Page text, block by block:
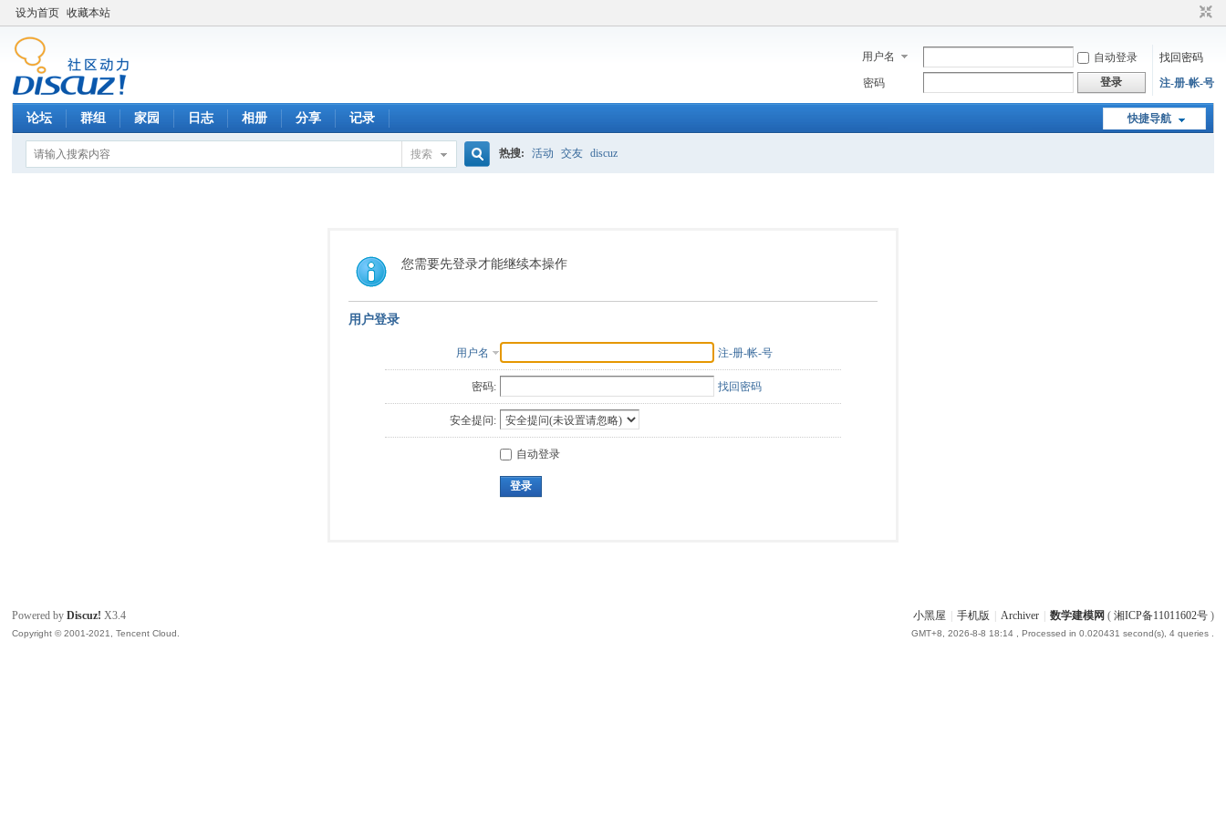
设为首页 收藏本站
用户名 自动登录
找回密码
密码
登录 注-册-帐-号
快捷导航
论坛 群组 家园 日志 相册 分享 记录
搜索
索
热搜: 活动 交友 discuz
您需要先登录才能继续本操作
用户登录
用户名 注-册-帐-号
密码: 找回密码
安全提问:
自动登录
登录
小黑屋 手机版 Archiver 数学建模网 ( 湘ICP备11011602号)
GMT+8, 2026-8-8 18:14, Processed in 0.020431 second(s), 4 queries .
Powered byDiscuz! X3.4
Copyright © 2001-2021, Tencent Cloud.